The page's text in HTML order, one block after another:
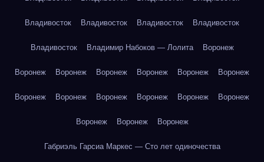
Владивосток Владивосток Владивосток Владивосток
Владивосток Владимир Набоков — Лолита Воронеж
Воронеж Воронеж Воронеж Воронеж Воронеж Воронеж
Воронеж Воронеж Воронеж Воронеж Воронеж Воронеж
Воронеж Воронеж Воронеж
Габриэль Гарсиа Маркес — Сто лет одиночества